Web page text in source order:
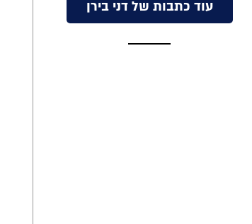
עוד כתבות של דני בירן